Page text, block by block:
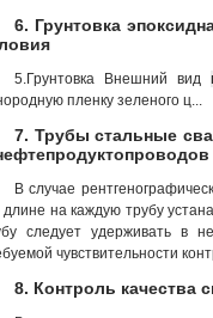
6. Грунтовка
5.Грунтовка Внешний вид
пленку зеленого ц...
7. Трубы стальные
В случае
длине на каждую трубу
следует удерживать в
чувствительности
8. Контроль качества